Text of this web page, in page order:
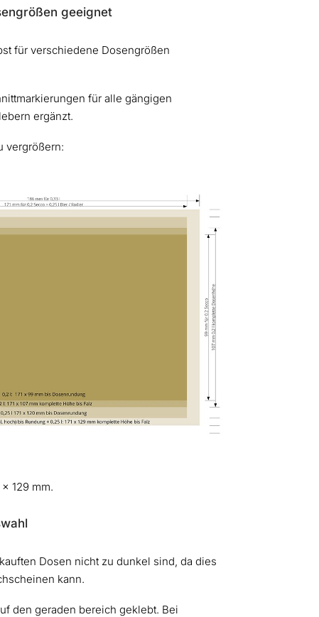
geeignet
für verschiedene Dosengrößen
für alle gängigen
ergänzt.
vergrößern:
129 mm.
Dosen nicht zu dunkel sind, da dies
kann.
den geraden bereich geklebt. Bei